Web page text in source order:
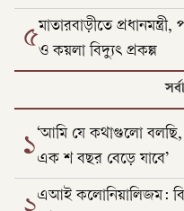
৫মাতারবাড়ীতে
ও কয়লা বিদ্যুৎ প্রকল্প
১‘আমি যে কথাগুলো
এক শ বছর বেড়ে যাবে’
এআই কলোনিয়ালিজম: